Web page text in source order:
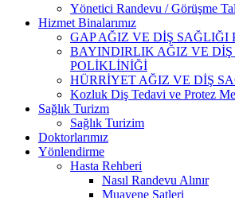
Yönetici Randevu / Görüşme
Hizmet Binalarımız
GAP AĞIZ VE DİŞ SAĞLIĞI
BAYINDIRLIK AĞIZ VE
POLİKLİNİĞİ
HÜRRİYET AĞIZ VE DİŞ
Kozluk Diş Tedavi ve Protez
Sağlık Turizm
Sağlık Turizim
Doktorlarımız
Yönlendirme
Hasta Rehberi
Nasıl Randevu Alınır
Muayene Satleri